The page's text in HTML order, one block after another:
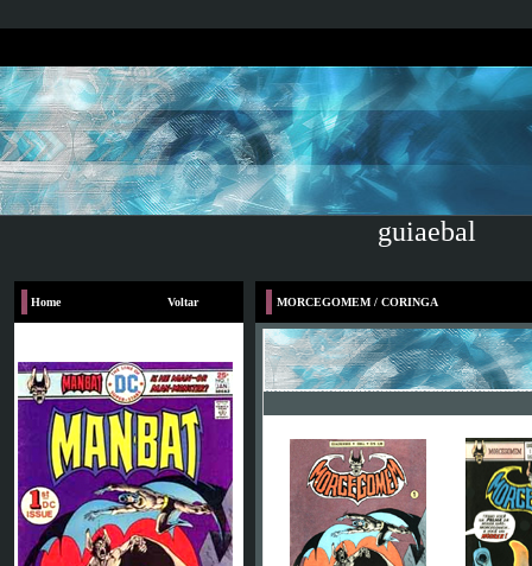
guiaebal
Home Voltar MORCEGOMEM / CORINGA